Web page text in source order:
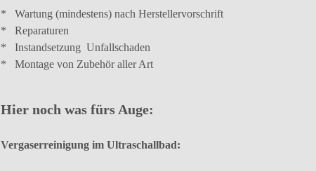
* Wartung (mindestens) nach Herstellervorschrift
* Reparaturen
* Instandsetzung Unfallschaden
* Montage von Zubehör aller Art
Hier noch was fürs Auge:
Vergaserreinigung im Ultraschallbad: